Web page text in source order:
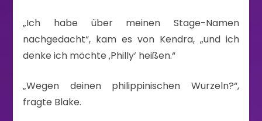
„Ich habe über meinen Stage-Namen
nachgedacht“, kam es von Kendra, „und ich
denke ich möchte ‚Philly‘ heißen.“
„Wegen deinen philippinischen Wurzeln?“,
fragte Blake.